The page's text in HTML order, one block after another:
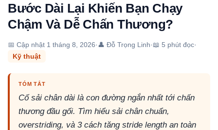
Bước Dài Lại Khiến Bạn Chạy
Chậm Và Dễ Chấn Thương?
📅 Cập nhật 1 tháng 8, 2026·👤 Đỗ Trọng Linh·📖 5 phút đọc·
Kỹ thuật
TÓM TẮT
Cố sải chân dài là con đường ngắn nhất tới chấn
thương đầu gối. Tìm hiểu sải chân chuẩn,
overstriding, và 3 cách tăng stride length an toàn